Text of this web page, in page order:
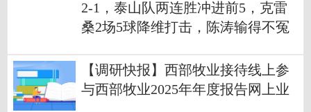
2-1，泰山队两连胜冲进前5，克雷
桑2场5球降维打击，陈涛输得不冤
【调研快报】西部牧业接待线上参
与西部牧业2025年年度报告网上业